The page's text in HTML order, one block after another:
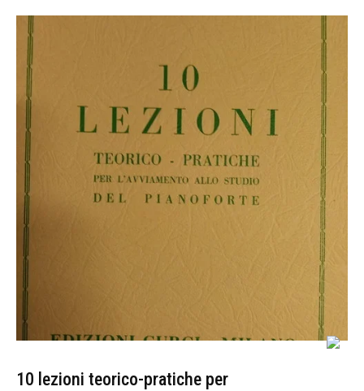
10 lezioni teorico-pratiche per